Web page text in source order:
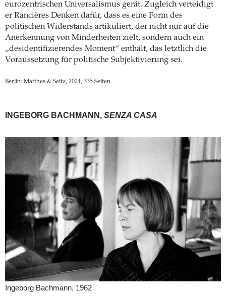
eurozentrischen Universalismus gerät. Zugleich verteidigt
er Rancières Denken dafür, dass es eine Form des
politischen Widerstands artikuliert, der nicht nur auf die
Anerkennung von Minderheiten zielt, sondern auch ein
„desidentifizierendes Moment“ enthält, das letztlich die
Voraussetzung für politische Subjektivierung sei.
Berlin: Matthes & Seitz, 2024, 335 Seiten.
INGEBORG BACHMANN, SENZA CASA
Ingeborg Bachmann, 1962